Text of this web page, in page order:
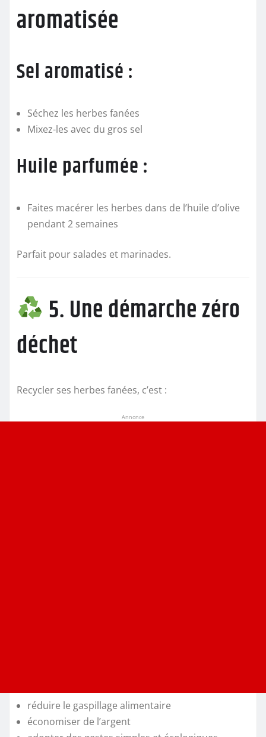
aromatisée
Sel aromatisé :
Séchez les herbes fanées
Mixez-les avec du gros sel
Huile parfumée :
Faites macérer les herbes dans de l’huile d’olive
pendant 2 semaines
Parfait pour salades et marinades.
5. Une démarche zéro
déchet
Recycler ses herbes fanées, c’est :
Annonce
réduire le gaspillage alimentaire
économiser de l’argent